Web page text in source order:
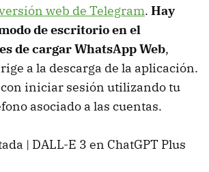
web de Telegram. Hay
de escritorio en el
de cargar WhatsApp Web,
a la descarga de la aplicación.
con iniciar sesión utilizando tu
asociado a las cuentas.
| DALL-E 3 en ChatGPT Plus